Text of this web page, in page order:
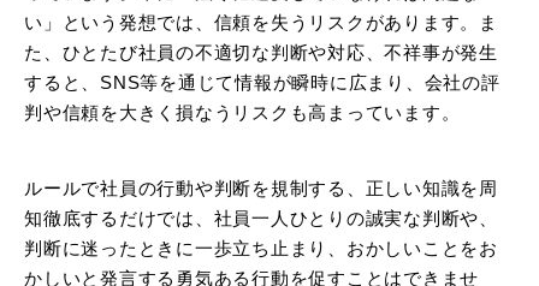
い」という発想では、信頼を失うリスクがあります。ま
た、ひとたび社員の不適切な判断や対応、不祥事が発生
すると、SNS等を通じて情報が瞬時に広まり、会社の評
判や信頼を大きく損なうリスクも高まっています。
ルールで社員の行動や判断を規制する、正しい知識を周
知徹底するだけでは、社員一人ひとりの誠実な判断や、
判断に迷ったときに一歩立ち止まり、おかしいことをお
かしいと発言する勇気ある行動を促すことはできませ